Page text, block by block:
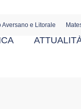
Aversano e Litorale